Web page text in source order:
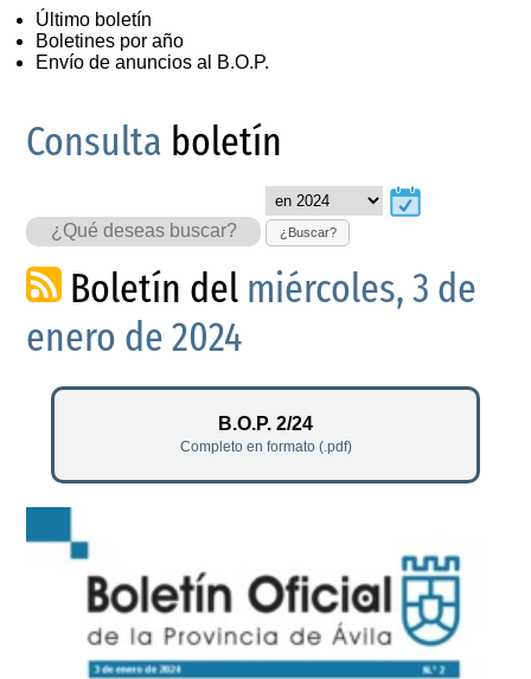
Último boletín
Boletines por año
Envío de anuncios al B.O.P.
Consulta boletín
¿Buscar?
Boletín del miércoles, 3 de
enero de 2024
B.O.P. 2/24
Completo en formato (.pdf)